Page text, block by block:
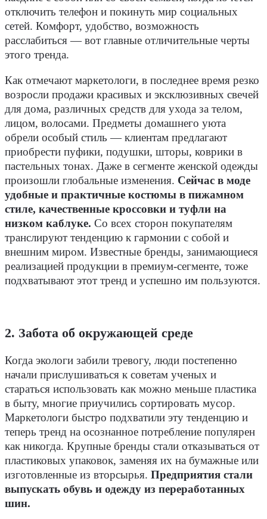
отключить телефон и покинуть мир социальных
сетей. Комфорт, удобство, возможность
расслабиться — вот главные отличительные черты
этого тренда.
Как отмечают маркетологи, в последнее время резко
возросли продажи красивых и эксклюзивных свечей
для дома, различных средств для ухода за телом,
лицом, волосами. Предметы домашнего уюта
обрели особый стиль — клиентам предлагают
приобрести пуфики, подушки, шторы, коврики в
пастельных тонах. Даже в сегменте женской одежды
произошли глобальные изменения. Сейчас в моде
удобные и практичные костюмы в пижамном
стиле, качественные кроссовки и туфли на
низком каблуке. Со всех сторон покупателям
транслируют тенденцию к гармонии с собой и
внешним миром. Известные бренды, занимающиеся
реализацией продукции в премиум-сегменте, тоже
подхватывают этот тренд и успешно им пользуются.
2. Забота об окружающей среде
Когда экологи забили тревогу, люди постепенно
начали прислушиваться к советам ученых и
стараться использовать как можно меньше пластика
в быту, многие приучились сортировать мусор.
Маркетологи быстро подхватили эту тенденцию и
теперь тренд на осознанное потребление популярен
как никогда. Крупные бренды стали отказываться от
пластиковых упаковок, заменяя их на бумажные или
изготовленные из вторсырья. Предприятия стали
выпускать обувь и одежду из переработанных
шин.